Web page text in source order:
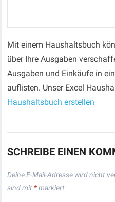
Mit einem Haus­halts­buch
über Ihre Ausgaben
Ausgaben und Einkäufe in
auflisten. Unser Excel
Haushaltsbuch erstellen
SCHREIBE EINEN
Deine E-Mail-Adresse wird nicht
sind mit *markiert